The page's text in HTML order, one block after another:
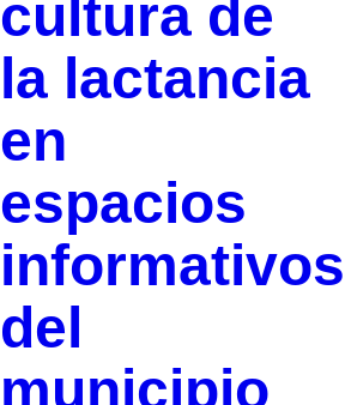
cultura de
la lactancia
en
espacios
informativos
del
municipio